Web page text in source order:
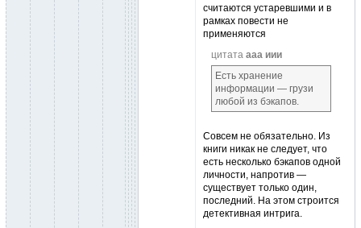
считаются устаревшими и в
рамках повести не
применяются
цитата ааа иии
Есть хранение
информации — грузи
любой из бэкапов.
Совсем не обязательно. Из
книги никак не следует, что
есть несколько бэкапов одной
личности, напротив —
существует только один,
последний. На этом строится
детективная интрига.